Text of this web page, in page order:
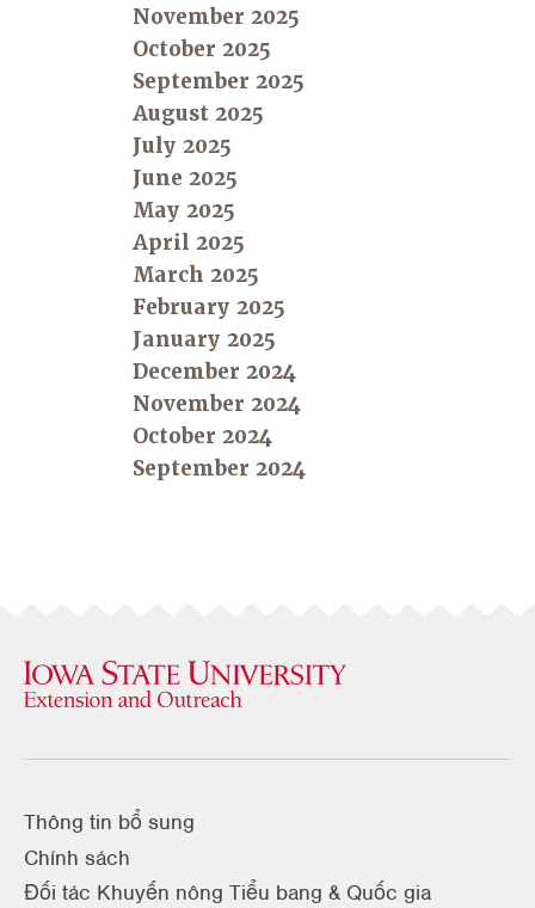
November 2025
October 2025
September 2025
August 2025
July 2025
June 2025
May 2025
April 2025
March 2025
February 2025
January 2025
December 2024
November 2024
October 2024
September 2024
Thông tin bổ sung
Chính sách
Đối tác Khuyến nông Tiểu bang & Quốc gia